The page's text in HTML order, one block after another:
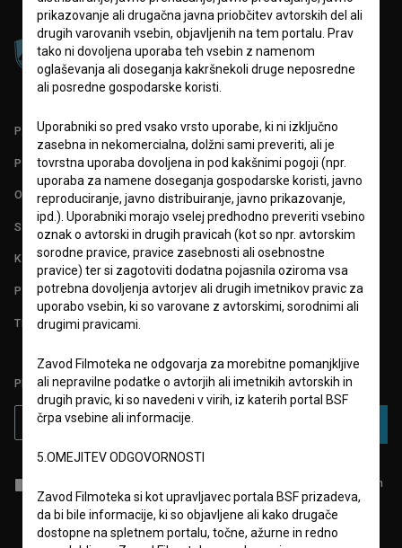
PARTNERJI
POGOJI UPORABE
O PROJEKTU
STATISTIKA
KONTAKT
POGOSTA VPRAŠANJA
TEST FUNKCIONALNOSTI
PRIJAVITE SE NA BSF NOVIČNIK:
za zbiranje, hrambo in
obdelavo osebnih podatkov.
prikazovanje ali drugačna javna priobčitev avtorskih del ali
drugih varovanih vsebin, objavljenih na tem portalu. Prav
tako ni dovoljena uporaba teh vsebin z namenom
oglaševanja ali doseganja kakršnekoli druge neposredne
ali posredne gospodarske koristi.
Uporabniki so pred vsako vrsto uporabe, ki ni izključno
zasebna in nekomercialna, dolžni sami preveriti, ali je
tovrstna uporaba dovoljena in pod kakšnimi pogoji (npr.
uporaba za namene doseganja gospodarske koristi, javno
reproduciranje, javno distribuiranje, javno prikazovanje,
ipd.). Uporabniki morajo vselej predhodno preveriti vsebino
oznak o avtorski in drugih pravicah (kot so npr. avtorskim
sorodne pravice, pravice zasebnosti ali osebnostne
pravice) ter si zagotoviti dodatna pojasnila oziroma vsa
potrebna dovoljenja avtorjev ali drugih imetnikov pravic za
uporabo vsebin, ki so varovane z avtorskimi, sorodnimi ali
drugimi pravicami.
Zavod Filmoteka ne odgovarja za morebitne pomanjkljive
ali nepravilne podatke o avtorjih ali imetnikih avtorskih in
drugih pravic, ki so navedeni v virih, iz katerih portal BSF
črpa vsebine ali informacije.
5.OMEJITEV ODGOVORNOSTI
Zavod Filmoteka si kot upravljavec portala BSF prizadeva,
da bi bile informacije, ki so objavljene ali kako drugače
dostopne na spletnem portalu, točne, ažurne in redno